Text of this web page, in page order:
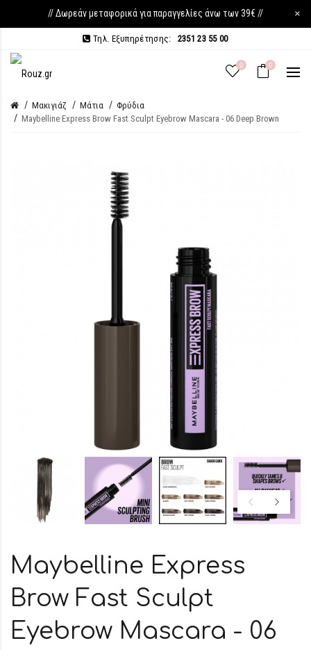
// Δωρεάν μεταφορικά για παραγγελίες άνω των 39€ // ×
Τηλ. Εξυπηρέτησης: 2351 23 55 00
0 0
Μακιγιάζ Μάτια
Φρύδια
Maybelline Express Brow Fast Sculpt Eyebrow Mascara - 06 Deep Brown
Maybelline Express
Brow Fast Sculpt
Eyebrow Mascara - 06